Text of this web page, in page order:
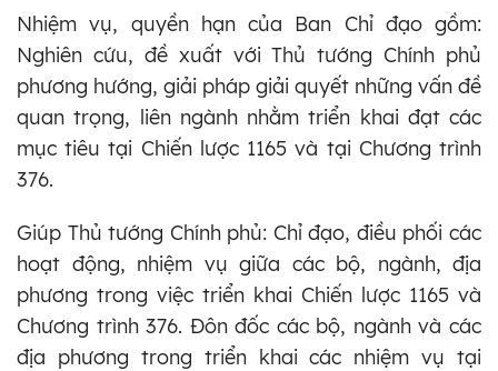
Nhiệm vụ, quyền hạn của Ban Chỉ đạo gồm:
Nghiên cứu, đề xuất với Thủ tướng Chính phủ
phương hướng, giải pháp giải quyết những vấn đề
quan trọng, liên ngành nhằm triển khai đạt các
mục tiêu tại Chiến lược 1165 và tại Chương trình
376.
Giúp Thủ tướng Chính phủ: Chỉ đạo, điều phối các
hoạt động, nhiệm vụ giữa các bộ, ngành, địa
phương trong việc triển khai Chiến lược 1165 và
Chương trình 376. Đôn đốc các bộ, ngành và các
địa phương trong triển khai các nhiệm vụ tại